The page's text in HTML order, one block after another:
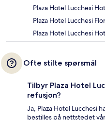
Plaza Hotel Lucchesi
Plaza Hotel Lucchesi
Plaza Hotel Lucchesi
Ofte stilte spørsmål
Tilbyr Plaza Hotel
refusjon?
Ja, Plaza Hotel Lucchesi
bestilles på nettstedet